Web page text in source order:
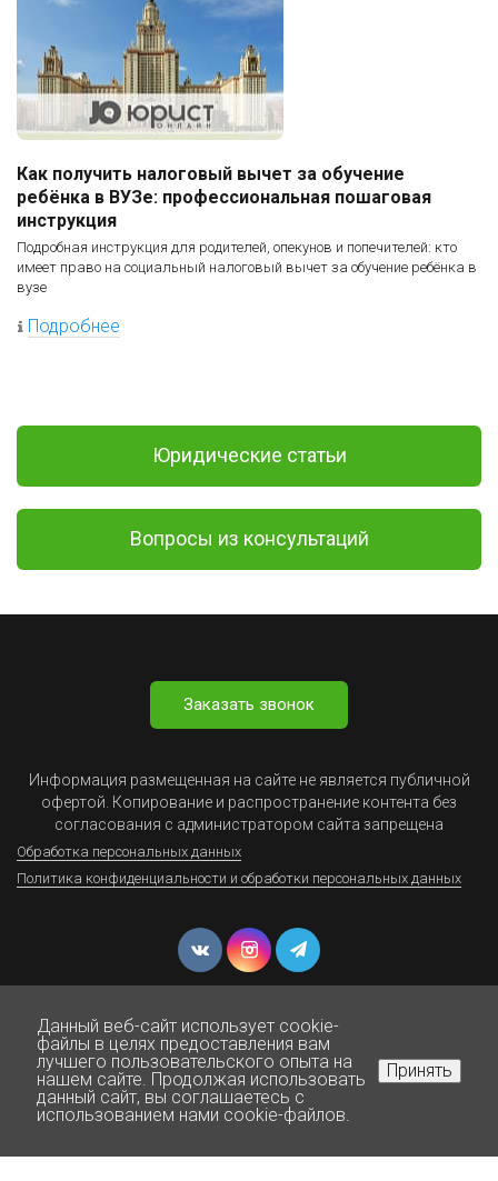
Как получить налоговый вычет за обучение
ребёнка в ВУЗе: профессиональная пошаговая
инструкция
Подробная инструкция для родителей, опекунов и попечителей: кто
имеет право на социальный налоговый вычет за обучение ребёнка в
вузе
Подробнее
Юридические статьи
Вопросы из консультаций
Заказать звонок
Информация размещенная на сайте не является публичной
офертой. Копирование и распространение контента без
согласования с администратором сайта запрещена
Обработка персональных данных
Политика конфиденциальности и обработки персональных данных
© Юрист Онлайн - Все права защищены 1999-2025
Нажмите для звонка
Данный веб-сайт использует cookie-
файлы в целях предоставления вам
лучшего пользовательского опыта на
нашем сайте. Продолжая использовать
данный сайт, вы соглашаетесь с
использованием нами cookie-файлов.
Принять